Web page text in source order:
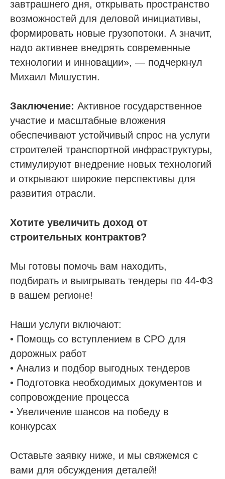
завтрашнего дня, открывать пространство
возможностей для деловой инициативы,
формировать новые грузопотоки. А значит,
надо активнее внедрять современные
технологии и инновации», — подчеркнул
Михаил Мишустин.
Заключение: Активное государственное
участие и масштабные вложения
обеспечивают устойчивый спрос на услуги
строителей транспортной инфраструктуры,
стимулируют внедрение новых технологий
и открывают широкие перспективы для
развития отрасли.
Хотите увеличить доход от
строительных контрактов?
Мы готовы помочь вам находить,
подбирать и выигрывать тендеры по 44-ФЗ
в вашем регионе!
Наши услуги включают:
• Помощь со вступлением в СРО для
дорожных работ
• Анализ и подбор выгодных тендеров
• Подготовка необходимых документов и
сопровождение процесса
• Увеличение шансов на победу в
конкурсах
Оставьте заявку ниже, и мы свяжемся с
вами для обсуждения деталей!
Услуги
Строительно-монтажные СРО
Проектные СРО
Изыскания СРО
Независимая оценка квалификации (НОК)
Покупка готовой компании (ООО)
Получить аккредитацию ФКР
Наша команда
8-800-350-88-67
9:00 - 18:00 Пн-Пт
Доп услуги
Лицензии
Лицензия на лом металлов
Лицензия Минкультуры
Лицензия МЧС
Сообщество в Telegram
@sro_nostroy_nopriz1